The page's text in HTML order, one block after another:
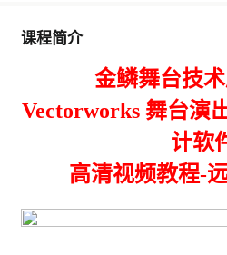
课程简介
金鳞舞台技
Vectorworks 舞台演
计软
高清视频教程-